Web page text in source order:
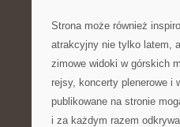
Strona może również
atrakcyjny nie tylko latem,
zimowe widoki w górskich
rejsy, koncerty plenerowe i
publikowane na stronie
i za każdym razem